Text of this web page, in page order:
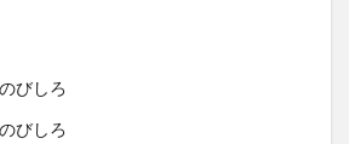
びしろ
びしろ